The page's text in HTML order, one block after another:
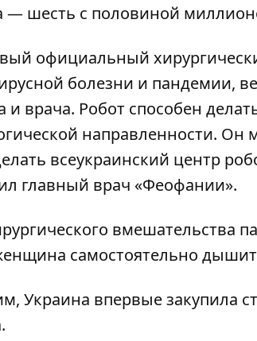
— шесть с половиной
официальный
болезни и пандемии,
и врача. Робот способен
направленности. Он
всеукраинский центр
главный врач «Феофании».
вмешательства
самостоятельно
Украина впервые закупила